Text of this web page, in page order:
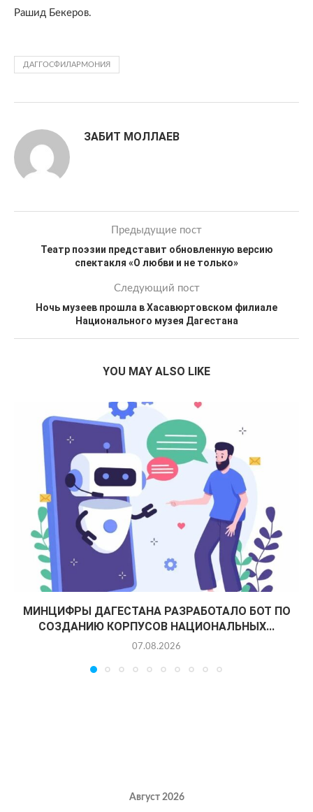
Рашид Бекеров.
ДАГГОСФИЛАРМОНИЯ
ЗАБИТ МОЛЛАЕВ
Предыдущие пост
Театр поэзии представит обновленную версию
спектакля «О любви и не только»
Следующий пост
Ночь музеев прошла в Хасавюртовском филиале
Национального музея Дагестана
YOU MAY ALSO LIKE
МИНЦИФРЫ ДАГЕСТАНА РАЗРАБОТАЛО БОТ ПО
СОЗДАНИЮ КОРПУСОВ НАЦИОНАЛЬНЫХ...
07.08.2026
Август 2026